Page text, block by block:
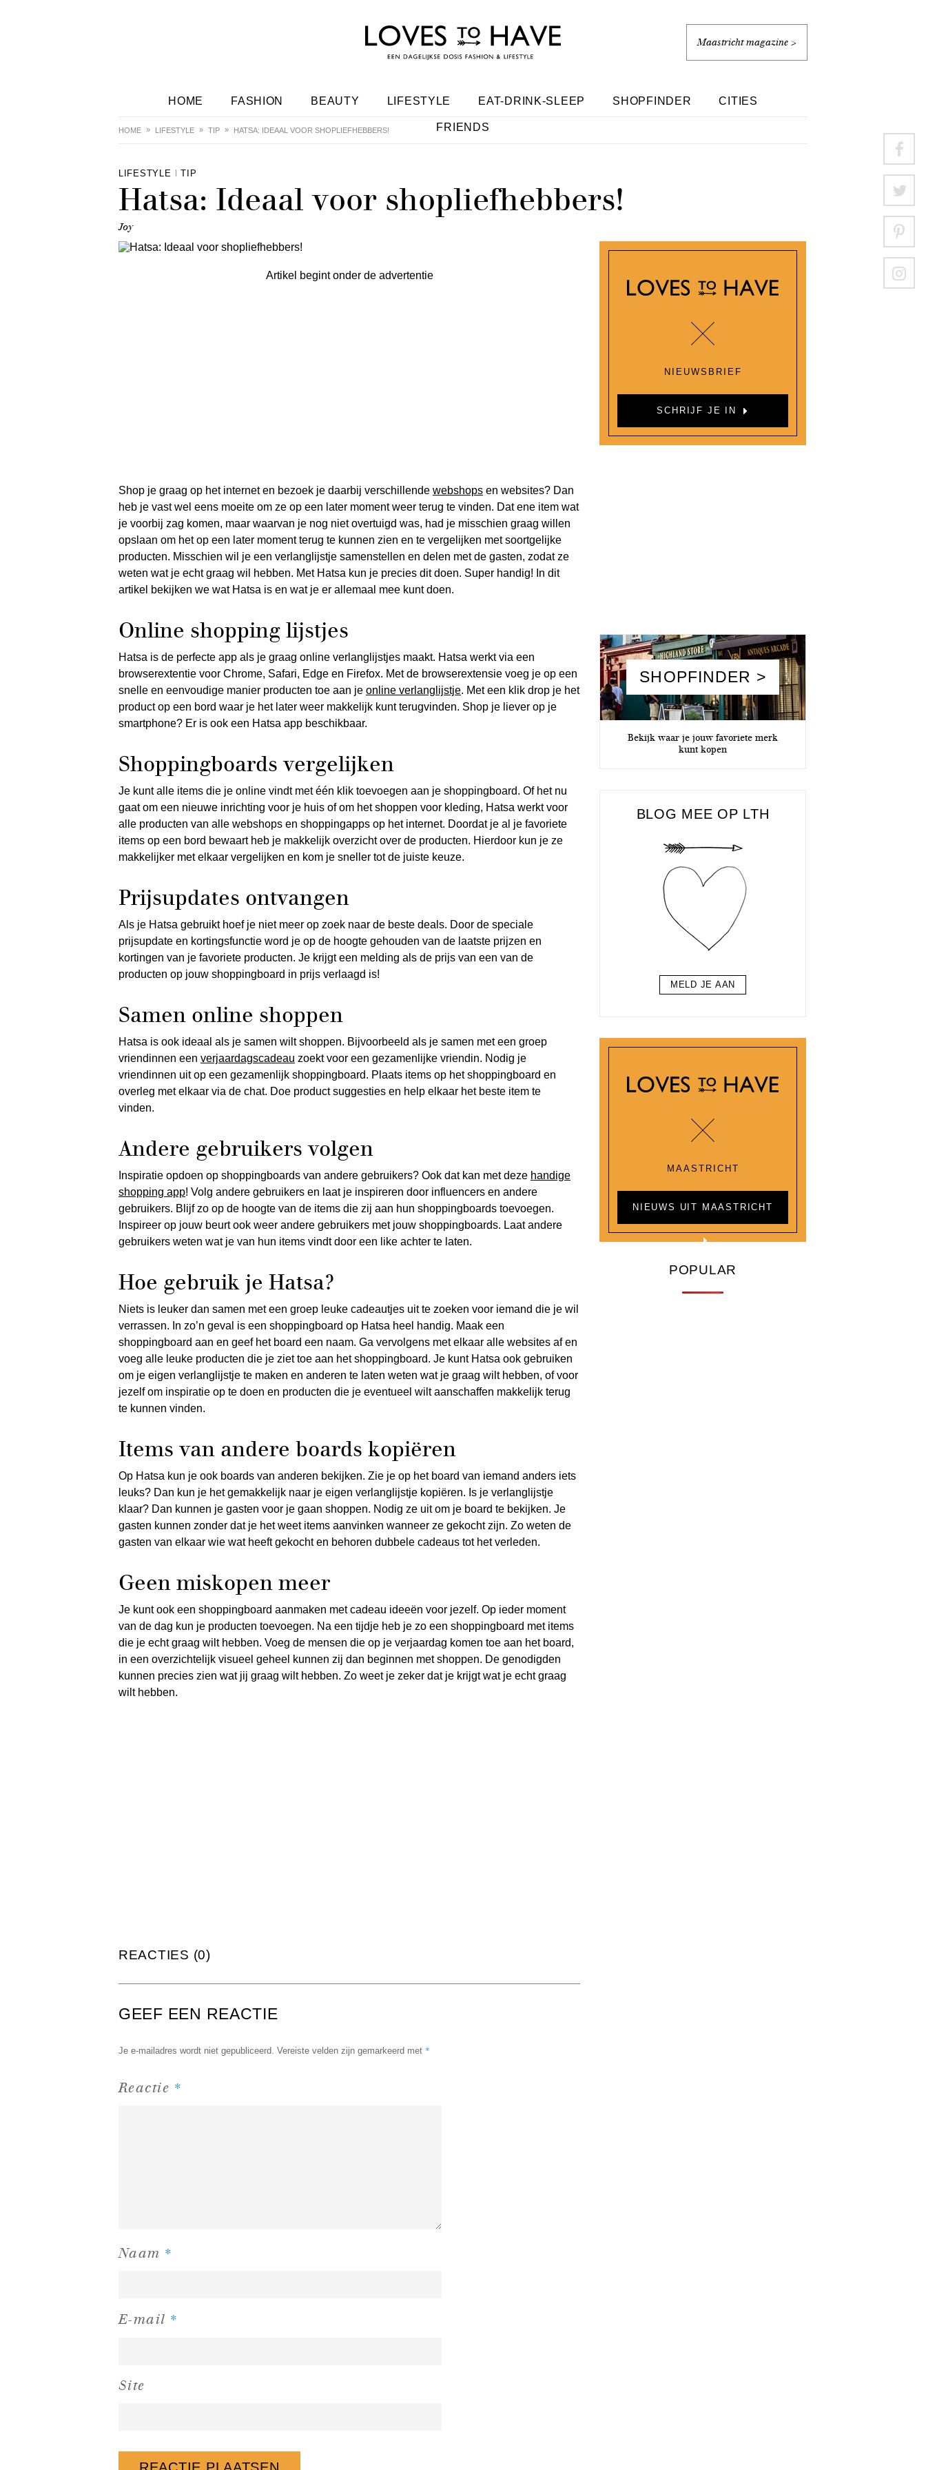
Maastricht magazine >
HOME FASHION BEAUTY LIFESTYLE EAT-DRINK-SLEEP SHOPFINDER CITIES
FRIENDS
HOME LIFESTYLE TIP HATSA: IDEAAL VOOR SHOPLIEFHEBBERS!
LIFESTYLE TIP
Hatsa: Ideaal voor shopliefhebbers!
Joy
Artikel begint onder de advertentie
Shop je graag op het internet en bezoek je daarbij verschillende webshops en websites? Dan
heb je vast wel eens moeite om ze op een later moment weer terug te vinden. Dat ene item wat
je voorbij zag komen, maar waarvan je nog niet overtuigd was, had je misschien graag willen
opslaan om het op een later moment terug te kunnen zien en te vergelijken met soortgelijke
producten. Misschien wil je een verlanglijstje samenstellen en delen met de gasten, zodat ze
weten wat je echt graag wil hebben. Met Hatsa kun je precies dit doen. Super handig! In dit
artikel bekijken we wat Hatsa is en wat je er allemaal mee kunt doen.
Online shopping lijstjes
Hatsa is de perfecte app als je graag online verlanglijstjes maakt. Hatsa werkt via een
browserextentie voor Chrome, Safari, Edge en Firefox. Met de browserextensie voeg je op een
snelle en eenvoudige manier producten toe aan je online verlanglijstje. Met een klik drop je het
product op een bord waar je het later weer makkelijk kunt terugvinden. Shop je liever op je
smartphone? Er is ook een Hatsa app beschikbaar.
Shoppingboards vergelijken
Je kunt alle items die je online vindt met één klik toevoegen aan je shoppingboard. Of het nu
gaat om een nieuwe inrichting voor je huis of om het shoppen voor kleding, Hatsa werkt voor
alle producten van alle webshops en shoppingapps op het internet. Doordat je al je favoriete
items op een bord bewaart heb je makkelijk overzicht over de producten. Hierdoor kun je ze
makkelijker met elkaar vergelijken en kom je sneller tot de juiste keuze.
Prijsupdates ontvangen
Als je Hatsa gebruikt hoef je niet meer op zoek naar de beste deals. Door de speciale
prijsupdate en kortingsfunctie word je op de hoogte gehouden van de laatste prijzen en
kortingen van je favoriete producten. Je krijgt een melding als de prijs van een van de
producten op jouw shoppingboard in prijs verlaagd is!
Samen online shoppen
Hatsa is ook ideaal als je samen wilt shoppen. Bijvoorbeeld als je samen met een groep
vriendinnen een verjaardagscadeau zoekt voor een gezamenlijke vriendin. Nodig je
vriendinnen uit op een gezamenlijk shoppingboard. Plaats items op het shoppingboard en
overleg met elkaar via de chat. Doe product suggesties en help elkaar het beste item te
vinden.
Andere gebruikers volgen
Inspiratie opdoen op shoppingboards van andere gebruikers? Ook dat kan met deze handige
shopping app! Volg andere gebruikers en laat je inspireren door influencers en andere
gebruikers. Blijf zo op de hoogte van de items die zij aan hun shoppingboards toevoegen.
Inspireer op jouw beurt ook weer andere gebruikers met jouw shoppingboards. Laat andere
gebruikers weten wat je van hun items vindt door een like achter te laten.
Hoe gebruik je Hatsa?
Niets is leuker dan samen met een groep leuke cadeautjes uit te zoeken voor iemand die je wil
verrassen. In zo’n geval is een shoppingboard op Hatsa heel handig. Maak een
shoppingboard aan en geef het board een naam. Ga vervolgens met elkaar alle websites af en
voeg alle leuke producten die je ziet toe aan het shoppingboard. Je kunt Hatsa ook gebruiken
om je eigen verlanglijstje te maken en anderen te laten weten wat je graag wilt hebben, of voor
jezelf om inspiratie op te doen en producten die je eventueel wilt aanschaffen makkelijk terug
te kunnen vinden.
Items van andere boards kopiëren
Op Hatsa kun je ook boards van anderen bekijken. Zie je op het board van iemand anders iets
leuks? Dan kun je het gemakkelijk naar je eigen verlanglijstje kopiëren. Is je verlanglijstje
klaar? Dan kunnen je gasten voor je gaan shoppen. Nodig ze uit om je board te bekijken. Je
gasten kunnen zonder dat je het weet items aanvinken wanneer ze gekocht zijn. Zo weten de
gasten van elkaar wie wat heeft gekocht en behoren dubbele cadeaus tot het verleden.
Geen miskopen meer
Je kunt ook een shoppingboard aanmaken met cadeau ideeën voor jezelf. Op ieder moment
van de dag kun je producten toevoegen. Na een tijdje heb je zo een shoppingboard met items
die je echt graag wilt hebben. Voeg de mensen die op je verjaardag komen toe aan het board,
in een overzichtelijk visueel geheel kunnen zij dan beginnen met shoppen. De genodigden
kunnen precies zien wat jij graag wilt hebben. Zo weet je zeker dat je krijgt wat je echt graag
wilt hebben.
REACTIES (0)
GEEF EEN REACTIE
Je e-mailadres wordt niet gepubliceerd. Vereiste velden zijn gemarkeerd met *
Reactie *
Naam *
E-mail *
Site
NIEUWSBRIEF
SCHRIJF JE IN
SHOPFINDER >
Bekijk waar je jouw favoriete merk
kunt kopen
BLOG MEE OP LTH
MELD JE AAN
MAASTRICHT
NIEUWS UIT MAASTRICHT
POPULAR